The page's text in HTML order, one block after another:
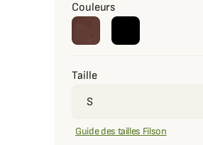
Couleurs
Taille
Guide des tailles Filson